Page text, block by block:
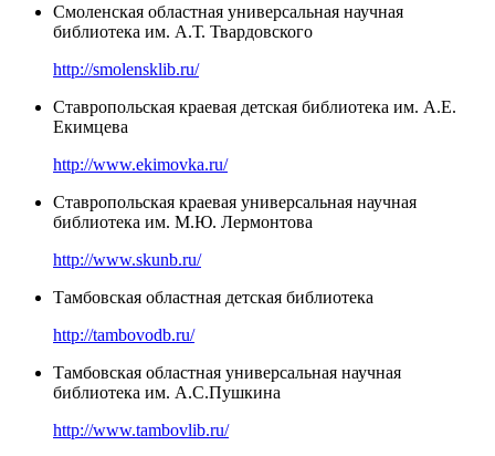
Смоленская областная универсальная научная
библиотека им. А.Т. Твардовского
http://smolensklib.ru/
Ставропольская краевая детская библиотека им. А.Е.
Екимцева
http://www.ekimovka.ru/
Ставропольская краевая универсальная научная
библиотека им. М.Ю. Лермонтова
http://www.skunb.ru/
Тамбовская областная детская библиотека
http://tambovodb.ru/
Тамбовская областная универсальная научная
библиотека им. А.С.Пушкина
http://www.tambovlib.ru/